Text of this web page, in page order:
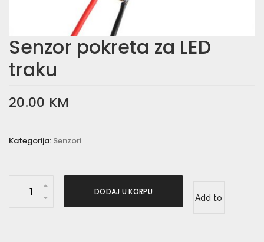
Senzor pokreta za LED
traku
20.00 KM
Kategorija: Senzori
DODAJ U KORPU
Add to